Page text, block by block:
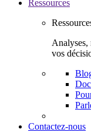
Ressources
Analyses,
vos
Contactez-nous